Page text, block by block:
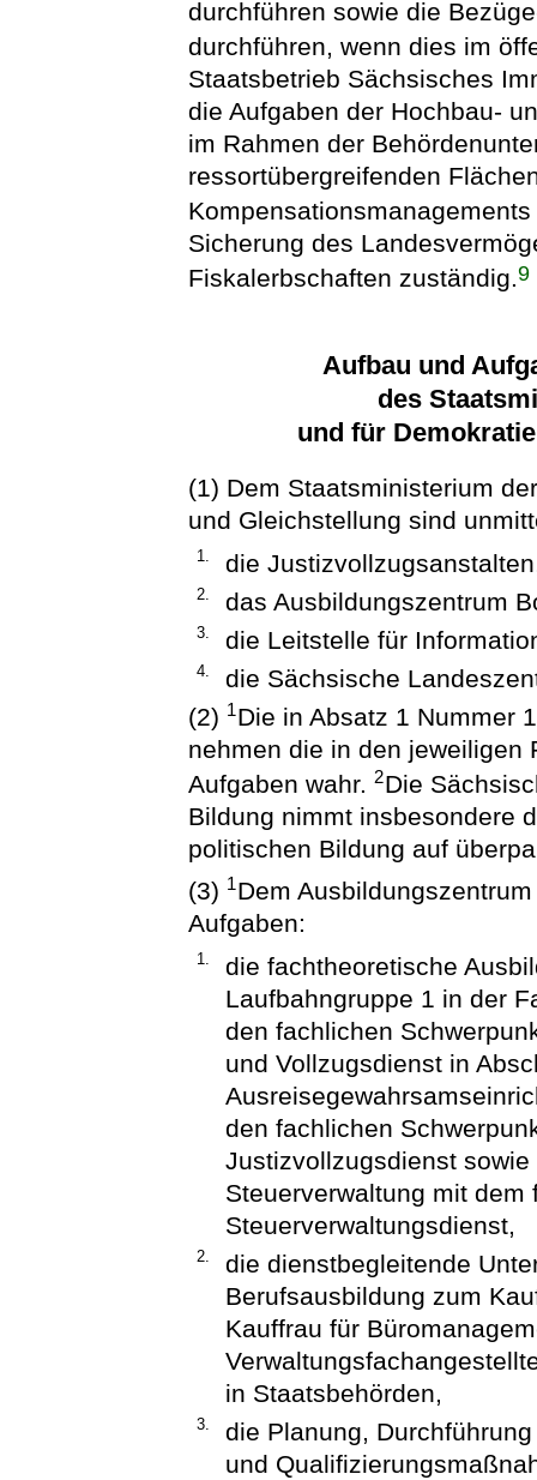
durchführen sowie die
durchführen, wenn dies im
Staatsbetrieb Sächsisches
die Aufgaben der Hochbau-
im Rahmen der
ressortübergreifenden
Sicherung des
Fiskalerbschaften zuständig.9
Aufbau und
des
und für
(1) Dem Staatsministerium
und Gleichstellung sind
1. die
2. das Ausbildungszentrum
3. die Leitstelle für
4.
die Sächsische
(2) 1Die in Absatz 1 Nummer
nehmen die in den jeweiligen
Aufgaben wahr.2Die
Bildung nimmt insbesondere
politischen Bildung auf
(3) 1Dem
Aufgaben:
1.
die fachtheoretische
Laufbahngruppe 1 in der
den fachlichen
und Vollzugsdienst in
den fachlichen
Justizvollzugsdienst
Steuerverwaltung mit
Steuerverwaltungsdienst,
2.
die dienstbegleitende
Berufsausbildung zum
Kauffrau für
in Staatsbehörden,
3.
die Planung,
und